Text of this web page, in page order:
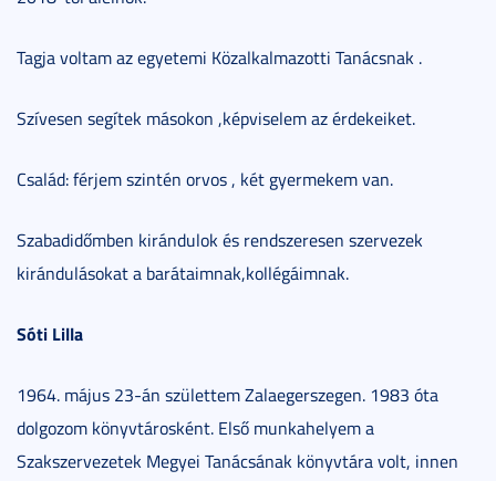
Tagja voltam az egyetemi Közalkalmazotti Tanácsnak .
Szívesen segítek másokon ,képviselem az érdekeiket.
Család: férjem szintén orvos , két gyermekem van.
Szabadidőmben kirándulok és rendszeresen szervezek
kirándulásokat a barátaimnak,kollégáimnak.
Sóti Lilla
1964. május 23-án születtem Zalaegerszegen. 1983 óta
dolgozom könyvtárosként. Első munkahelyem a
Szakszervezetek Megyei Tanácsának könyvtára volt, innen